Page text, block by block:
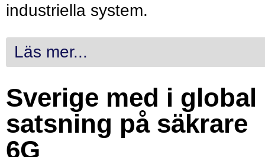
industriella system.
Läs mer...
Sverige med i global
satsning på säkrare
6G